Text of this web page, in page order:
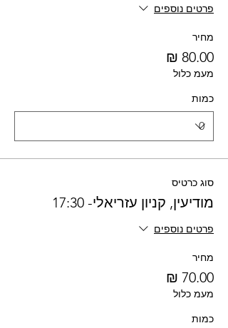
פרטים נוספים
מחיר
מעמ כלול
כמות
סוג כרטיס
מודיעין, קניון עזריאלי- 17:30
פרטים נוספים
מחיר
מעמ כלול
כמות